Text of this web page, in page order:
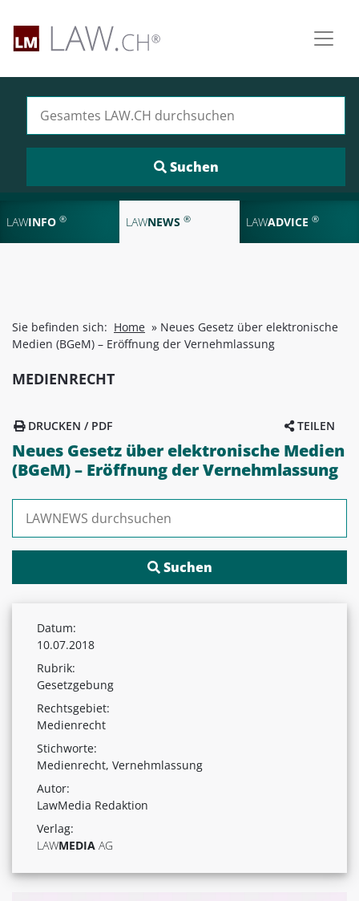
LAWINFO ® LAWNEWS ® LAWADVICE ®
Sie befinden sich: Home » Neues Gesetz über elektronische
Medien (BGeM) – Eröffnung der Vernehmlassung
MEDIENRECHT
TEILEN
DRUCKEN / PDF
Neues Gesetz über elektronische Medien
(BGeM) – Eröffnung der Vernehmlassung
Datum:
10.07.2018
Rubrik:
Gesetzgebung
Rechtsgebiet:
Medienrecht
Stichworte:
Medienrecht, Vernehmlassung
Autor:
LawMedia Redaktion
Verlag:
LAWMEDIA AG